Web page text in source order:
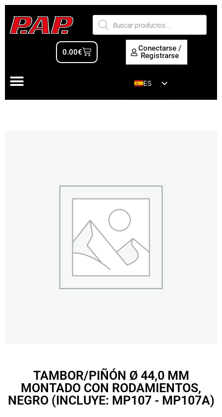
0.00€
Conectarse /
Registrarse
ES
EN
TAMBOR/PIÑÓN Ø 44,0 MM
MONTADO CON RODAMIENTOS,
NEGRO (INCLUYE: MP107 - MP107A)